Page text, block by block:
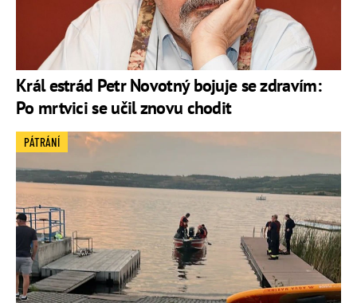
Král estrád Petr Novotný bojuje se zdravím:
Po mrtvici se učil znovu chodit
PÁTRÁNÍ